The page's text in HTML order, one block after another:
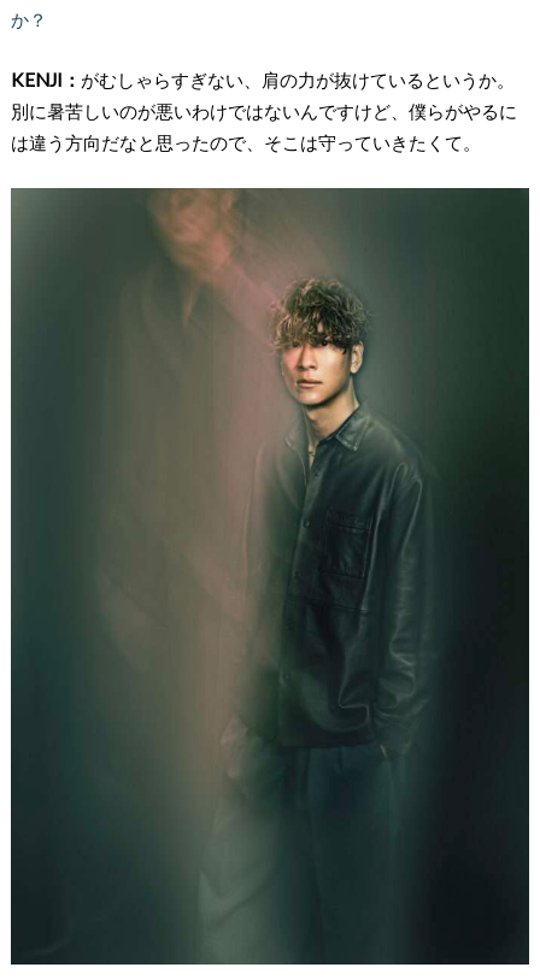
か？
KENJI： がむしゃらすぎない、肩の力が抜けているというか。
別に暑苦しいのが悪いわけではないんですけど、僕らがやるに
は違う方向だなと思ったので、そこは守っていきたくて。